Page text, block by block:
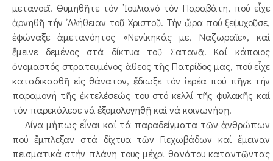
μετανοεῖ. Θυμηθῆτε τόν ᾿Ιουλιανό τόν Παραβάτη, πού εἶχε
ἀρνηθῆ τήν ᾿Αλήθειαν τοῦ Χριστοῦ. Τήν ὥρα πού ξεψυχοῦσε,
ἐφώναξε ἀμετανόητος «Νενίκηκάς με, Ναζωραῖε», καί
ἔμεινε δεμένος στά δίκτυα τοῦ Σατανᾶ. Καί κάποιος
ὀνομαστός στρατευμένος ἄθεος τῆς Πατρίδος μας, πού εἶχε
καταδικασθῆ εἰς θάνατον, ἔδιωξε τόν ἱερέα πού πῆγε τήν
παραμονή τῆς ἐκτελέσεώς του στό κελλί τῆς φυλακῆς καί
τόν παρεκάλεσε νά ἐξομολογηθῇ καί νά κοινωνήσῃ.
Λίγα μήπως εἶναι καί τά παραδείγματα τῶν ἀνθρώπων
πού ἔμπλεξαν στά δίχτυα τῶν Γιεχωβάδων καί ἔμειναν
πεισματικά στήν πλάνη τους μέχρι θανάτου καταντῶντας